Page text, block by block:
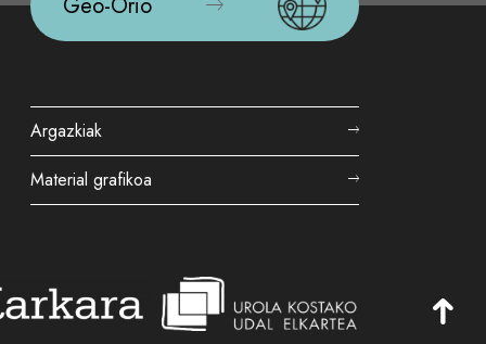
Argazkiak
Material grafikoa